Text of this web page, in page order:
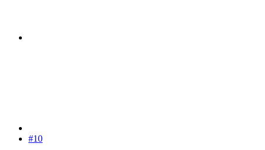
#10